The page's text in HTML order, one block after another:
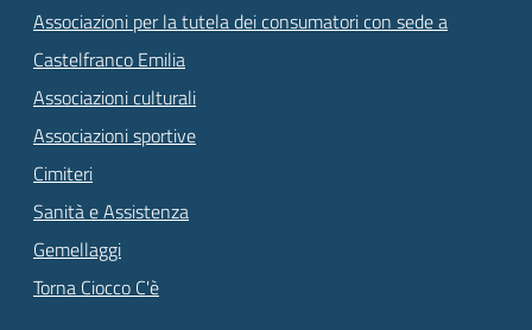
Associazioni per la tutela dei consumatori con sede a
Castelfranco Emilia
Associazioni culturali
Associazioni sportive
Cimiteri
Sanità e Assistenza
Gemellaggi
Torna Ciocco C'è